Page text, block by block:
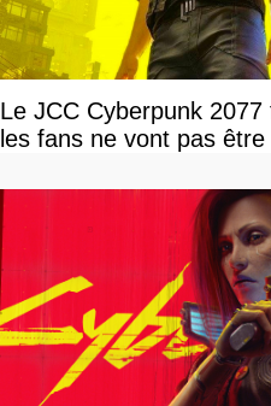
Le JCC Cyberpunk
les fans ne vont pas être